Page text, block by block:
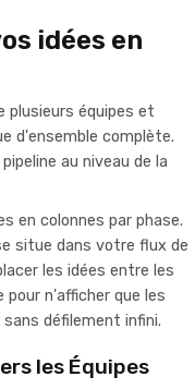
idées en
plusieurs équipes et
d'ensemble complète.
au niveau de la
en colonnes par phase.
situe dans votre flux de
les idées entre les
n'afficher que les
défilement infini.
les Équipes